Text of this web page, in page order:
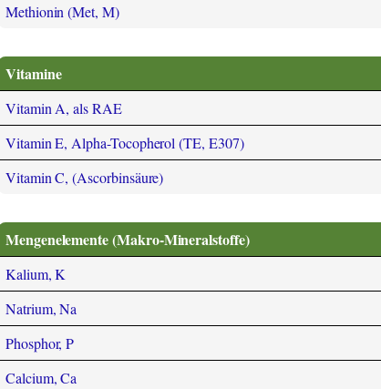
Methionin (Met, M)
Vitamine
Vitamin A, als RAE
Vitamin E, Alpha-Tocopherol (TE, E307)
Vitamin C, (Ascorbinsäure)
Mengenelemente (Makro-Mineralstoffe)
Kalium, K
Natrium, Na
Phosphor, P
Calcium, Ca